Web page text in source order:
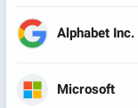
Alphabet Inc.
Microsoft